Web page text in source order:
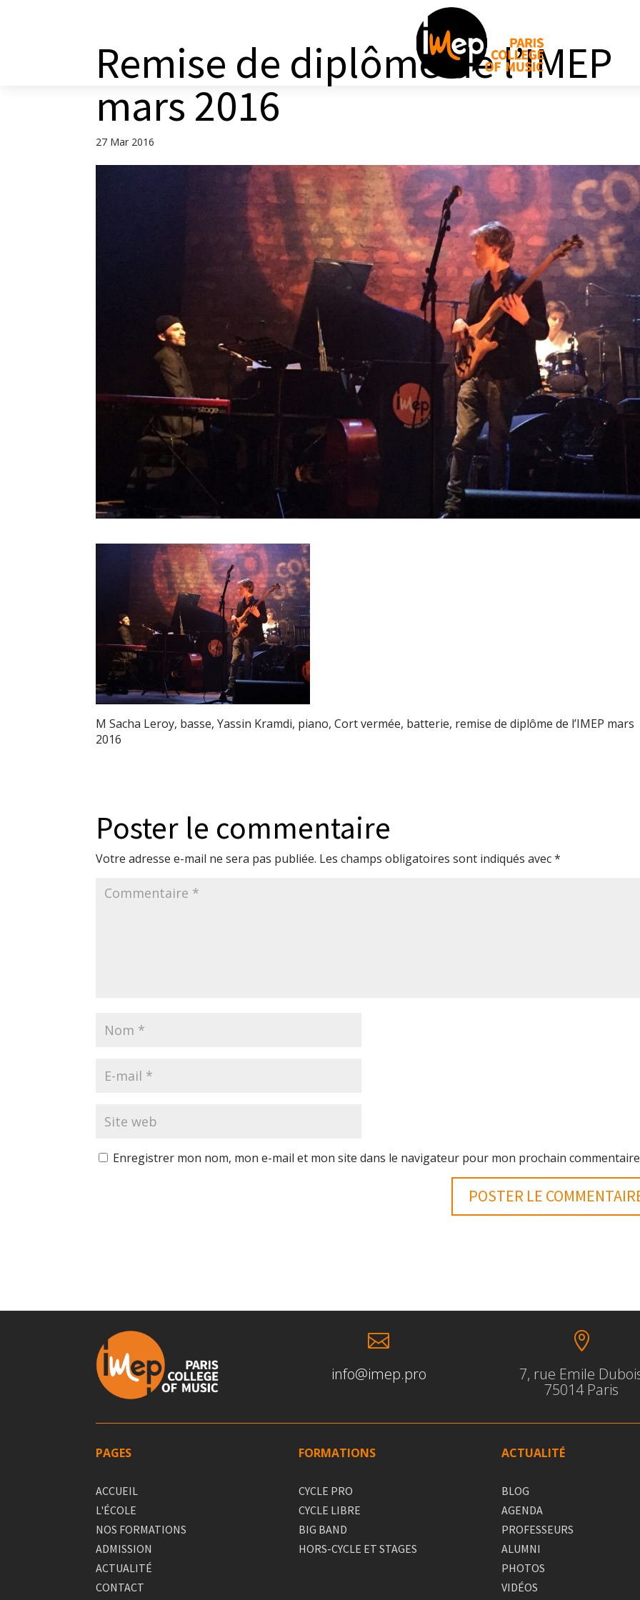
Remise de diplôme de l’IMEP
mars 2016
27 Mar 2016
M Sacha Leroy, basse, Yassin Kramdi, piano, Cort vermée, batterie, remise de diplôme de l’IMEP mars
2016
Poster le commentaire
Votre adresse e-mail ne sera pas publiée. Les champs obligatoires sont indiqués avec*
Enregistrer mon nom, mon e-mail et mon site dans le navigateur pour mon prochain

info@imep.pro

7, rue Emile
75014 Paris
PAGES
ACCUEIL
L'ÉCOLE
NOS FORMATIONS
ADMISSION
ACTUALITÉ
CONTACT
FORMATIONS
CYCLE PRO
CYCLE LIBRE
BIG BAND
HORS-CYCLE ET STAGES
ACTUALITÉ
BLOG
AGENDA
PROFESSEURS
ALUMNI
PHOTOS
VIDÉOS